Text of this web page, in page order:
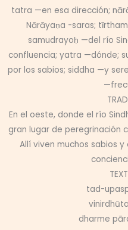
tatra —en esa dirección;
Nārāyaṇa -saras;
samudrayoḥ —del río
confluencia; yatra —dónde;
por los sabios; siddha —y
En el oeste, donde el río
gran lugar de peregrinación
Allí viven muchos sabios
tad-
dharme